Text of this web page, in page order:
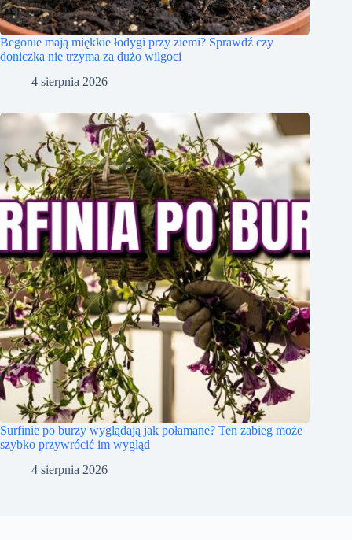
Begonie mają miękkie łodygi przy ziemi? Sprawdź czy
doniczka nie trzyma za dużo wilgoci
4 sierpnia 2026
Surfinie po burzy wyglądają jak połamane? Ten zabieg może
szybko przywrócić im wygląd
4 sierpnia 2026